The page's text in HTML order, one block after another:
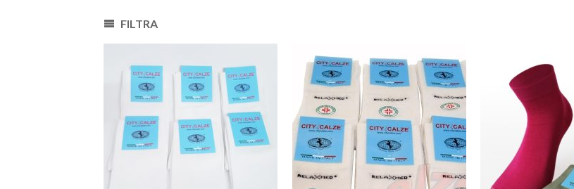
FILTRA